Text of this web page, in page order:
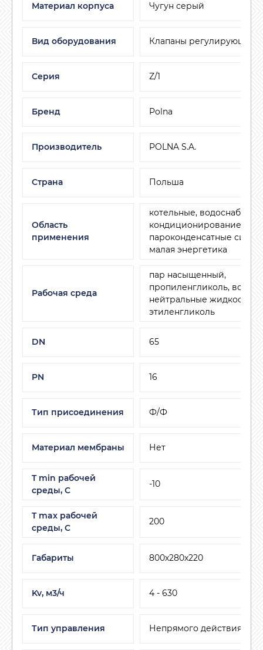
Материал корпуса Чугун серый
Вид оборудования Клапаны регулирующие
Серия Z/1
Бренд Polna
Производитель POLNA S.A.
Страна Польша
Область
применения
котельные,
кондиционирование и
пароконденсатные
малая энергетика
Рабочая среда
пар насыщенный,
пропиленгликоль, воздух,
нейтральные жидкости,
этиленгликоль
DN 65
PN 16
Тип присоединения Ф/Ф
Материал мембраны Нет
T min рабочей
среды, C
-10
T max рабочей
среды, С
200
Габариты 800х280х220
Kv, м3/ч 4 - 630
Тип управления Непрямого действия